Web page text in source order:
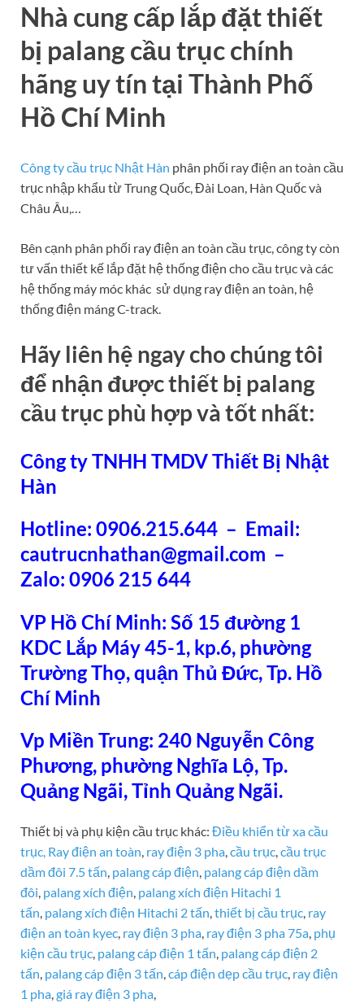
Nhà cung cấp lắp đặt thiết
bị palang cầu trục chính
hãng uy tín tại Thành Phố
Hồ Chí Minh
Công ty cầu trục Nhật Hàn phân phối ray điện an toàn cầu
trục nhập khẩu từ Trung Quốc, Đài Loan, Hàn Quốc và
Châu Âu,…
Bên cạnh phân phối ray điện an toàn cầu trục, công ty còn
tư vấn thiết kế lắp đặt hệ thống điện cho cầu trục và các
hệ thống máy móc khác sử dụng ray điện an toàn, hệ
thống điện máng C-track.
Hãy liên hệ ngay cho chúng tôi
để nhận được thiết bị palang
cầu trục phù hợp và tốt nhất:
Công ty TNHH TMDV Thiết Bị Nhật
Hàn
Hotline: 0906.215.644 – Email:
cautrucnhathan@gmail.com –
Zalo: 0906 215 644
VP Hồ Chí Minh: Số 15 đường 1
KDC Lắp Máy 45-1, kp.6, phường
Trường Thọ, quận Thủ Đức, Tp. Hồ
Chí Minh
Vp Miền Trung: 240 Nguyễn Công
Phương, phường Nghĩa Lộ, Tp.
Quảng Ngãi, Tỉnh Quảng Ngãi.
Thiết bị và phụ kiện cầu trục khác: Điều khiển từ xa cầu
trục, Ray điện an toàn, ray điện 3 pha,cầu trục,cầu trục
dầm đôi 7.5 tấn, palang cáp điện, palang cáp điện dầm
đôi, palang xích điện, palang xích điện Hitachi 1
tấn, palang xích điện Hitachi 2 tấn,thiết bị cầu trục, ray
điện an toàn kyec, ray điện 3 pha, ray điện 3 pha 75a, phụ
kiện cầu trục, palang cáp điện 1 tấn, palang cáp điện 2
tấn, palang cáp điện 3 tấn,cáp điện dẹp cầu trục, ray điện
1 pha,giá ray điện 3 pha,